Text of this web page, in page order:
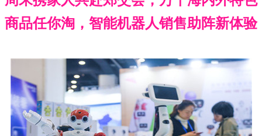
商品任你淘，智能机器人销售助阵新体验